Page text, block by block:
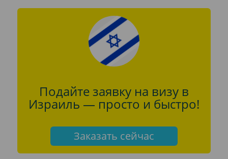
Подайте заявку на визу в
Израиль — просто и быстро!
Заказать сейчас